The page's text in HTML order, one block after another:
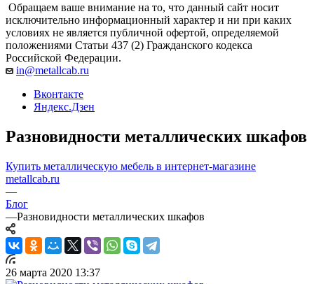
Обращаем ваше внимание на то, что данный сайт носит
исключительно информационный характер и ни при каких
условиях не является публичной офертой, определяемой
положениями Статьи 437 (2) Гражданского кодекса
Российской Федерации.
in@metallcab.ru
Вконтакте
Яндекс.Дзен
Разновидности металлических шкафов
Купить металлическую мебель в интернет-магазине
metallcab.ru
—
Блог
—Разновидности металлических шкафов
26 марта 2020 13:37